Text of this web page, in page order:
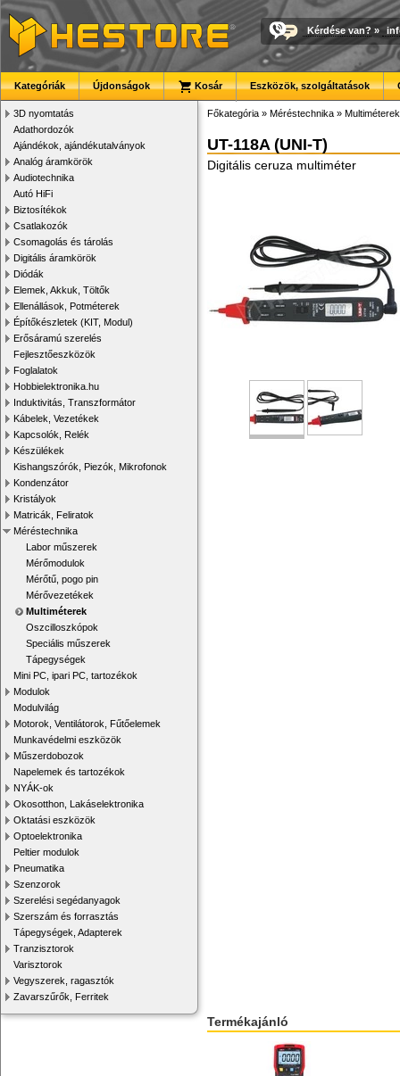
Kérdése van? »
Kategóriák Újdonságok Kosár Eszközök, szolgáltatások
3D nyomtatás
Adathordozók
Ajándékok, ajándékutalványok
Analóg áramkörök
Audiotechnika
Autó HiFi
Biztosítékok
Csatlakozók
Csomagolás és tárolás
Digitális áramkörök
Diódák
Elemek, Akkuk, Töltők
Ellenállások, Potméterek
Építőkészletek (KIT, Modul)
Erősáramú szerelés
Fejlesztőeszközök
Foglalatok
Hobbielektronika.hu
Induktivitás, Transzformátor
Kábelek, Vezetékek
Kapcsolók, Relék
Készülékek
Kishangszórók, Piezók, Mikrofonok
Kondenzátor
Kristályok
Matricák, Feliratok
Méréstechnika
Labor műszerek
Mérőmodulok
Mérőtű, pogo pin
Mérővezetékek
Multiméterek
Oszcilloszkópok
Speciális műszerek
Tápegységek
Mini PC, ipari PC, tartozékok
Modulok
Modulvilág
Motorok, Ventilátorok, Fűtőelemek
Munkavédelmi eszközök
Műszerdobozok
Napelemek és tartozékok
NYÁK-ok
Okosotthon, Lakáselektronika
Oktatási eszközök
Optoelektronika
Peltier modulok
Pneumatika
Szenzorok
Szerelési segédanyagok
Szerszám és forrasztás
Tápegységek, Adapterek
Tranzisztorok
Varisztorok
Vegyszerek, ragasztók
Zavarszűrők, Ferritek
Főkategória » Méréstechnika » Multiméterek
UT-118A (UNI-T)
Digitális ceruza multiméter
Termékajánló